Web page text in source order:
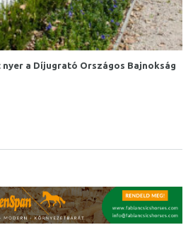
nyer a Díjugrató Országos Bajnokság